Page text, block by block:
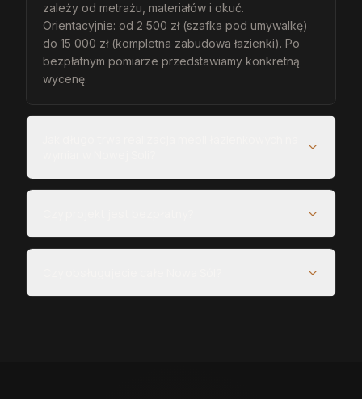
zależy od metrażu, materiałów i okuć.
Orientacyjnie: od 2 500 zł (szafka pod umywalkę)
do 15 000 zł (kompletna zabudowa łazienki). Po
bezpłatnym pomiarze przedstawiamy konkretną
wycenę.